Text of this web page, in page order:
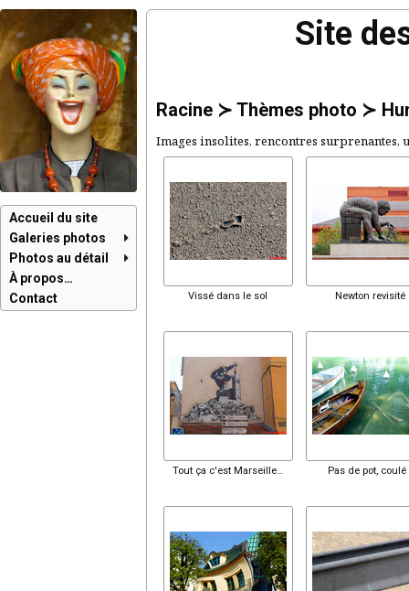
Accueil du site
Galeries photos
Photos au détail
À propos…
Contact
Site
Racine ≻ Thèmes photo ≻
Images insolites, rencontres
Vissé dans le sol Newton revisité
Tout ça c'est Marseille… Pas de pot, coulé